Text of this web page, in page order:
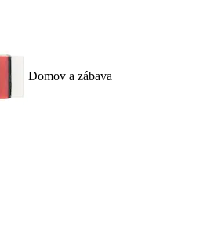
Domov a zábava